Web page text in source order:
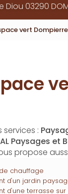
Diou 03290
vert
services :
Paysages et
propose
chauffage
d'un jardin
d'une terrasse